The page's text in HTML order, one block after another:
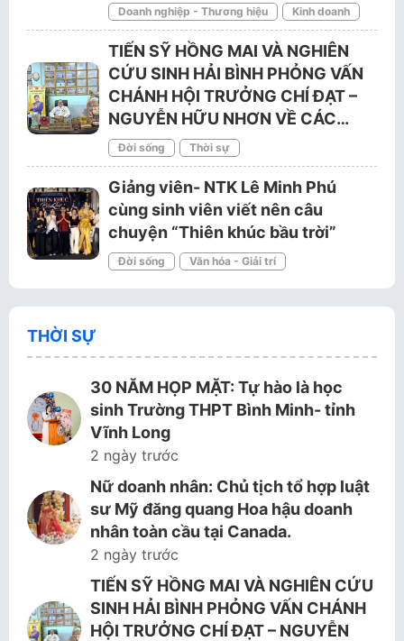
Doanh nghiệp - Thương hiệu Kinh doanh
TIẾN SỸ HỒNG MAI VÀ NGHIÊN
CỨU SINH HẢI BÌNH PHỎNG VẤN
CHÁNH HỘI TRƯỞNG CHÍ ĐẠT –
NGUYỄN HỮU NHƠN VỀ CÁC…
Đời sống Thời sự
Giảng viên- NTK Lê Minh Phú
cùng sinh viên viết nên câu
chuyện “Thiên khúc bầu trời”
Đời sống Văn hóa - Giải trí
THỜI SỰ
30 NĂM HỌP MẶT: Tự hào là học
sinh Trường THPT Bình Minh- tỉnh
Vĩnh Long
2 ngày trước
Nữ doanh nhân: Chủ tịch tổ hợp luật
sư Mỹ đăng quang Hoa hậu doanh
nhân toàn cầu tại Canada.
2 ngày trước
TIẾN SỸ HỒNG MAI VÀ NGHIÊN CỨU
SINH HẢI BÌNH PHỎNG VẤN CHÁNH
HỘI TRƯỞNG CHÍ ĐẠT – NGUYỄN